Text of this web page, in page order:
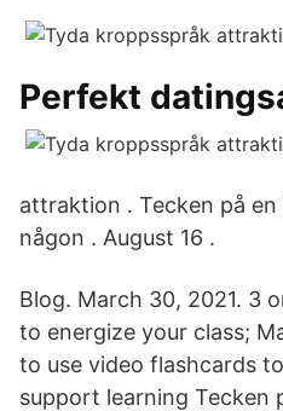
Perfekt
attraktion . Tecken på
någon . August 16 .
Blog. March 30, 2021. 3
to energize your class;
to use video flashcards
support learning Tecken